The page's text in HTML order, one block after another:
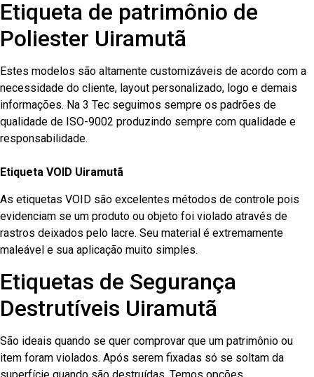
Etiqueta de patrimônio de
Poliester Uiramutã
Estes modelos são altamente customizáveis de acordo com a
necessidade do cliente, layout personalizado, logo e demais
informações. Na 3 Tec seguimos sempre os padrões de
qualidade de ISO-9002 produzindo sempre com qualidade e
responsabilidade.
Etiqueta VOID Uiramutã
As etiquetas VOID são excelentes métodos de controle pois
evidenciam se um produto ou objeto foi violado através de
rastros deixados pelo lacre. Seu material é extremamente
maleável e sua aplicação muito simples.
Etiquetas de Segurança
Destrutíveis Uiramutã
São ideais quando se quer comprovar que um patrimônio ou
item foram violados. Após serem fixadas só se soltam da